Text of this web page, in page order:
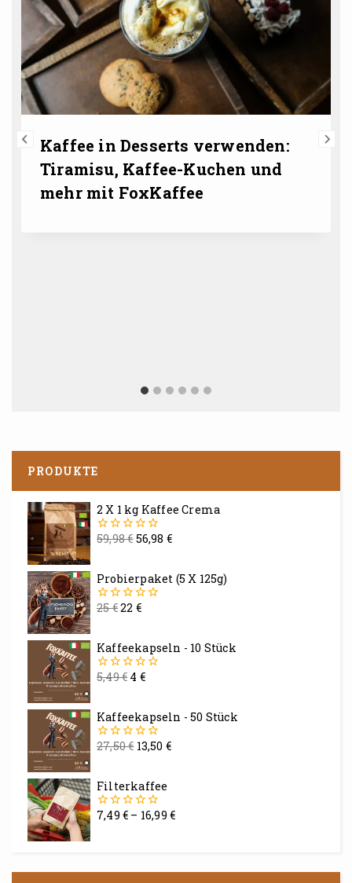
Kaffee in Desserts verwenden:
Tiramisu, Kaffee-Kuchen und
mehr mit FoxKaffee
PRODUKTE
2 X 1 kg Kaffee Crema
0
59,98€56,98 €
Probierpaket (5 X 125g)
0
25€22 €
Kaffeekapseln - 10 Stück
0
5,49€4 €
Kaffeekapseln - 50 Stück
0
27,50€ 13,50 €
Filterkaffee
0
7,49 € – 16,99€